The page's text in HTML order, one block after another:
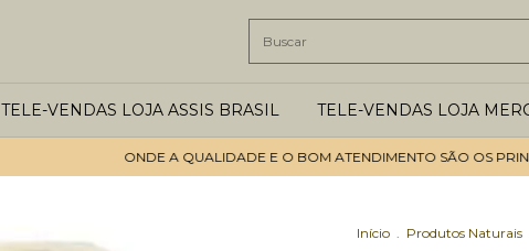
TELE-VENDAS LOJA ASSIS BRASIL TELE-VENDAS LOJA
ONDE A QUALIDADE E O BOM ATENDIMENTO SÃO OS
Início . Produtos Naturais